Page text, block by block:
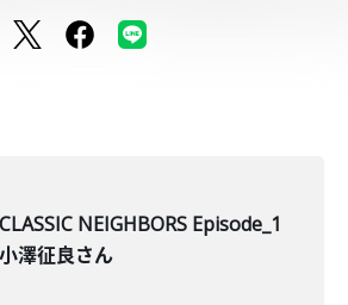
CLASSIC NEIGHBORS Episode_1
小澤征良さん